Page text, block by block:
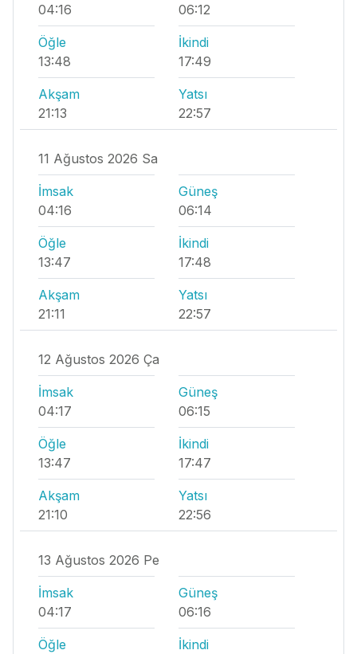
04:16 06:12
Öğle
13:48
İkindi
17:49
Akşam
21:13
Yatsı
22:57
11 Ağustos 2026 Sa
İmsak
04:16
Güneş
06:14
Öğle
13:47
İkindi
17:48
Akşam
21:11
Yatsı
22:57
12 Ağustos 2026 Ça
İmsak
04:17
Güneş
06:15
Öğle
13:47
İkindi
17:47
Akşam
21:10
Yatsı
22:56
13 Ağustos 2026 Pe
İmsak
04:17
Güneş
06:16
Öğle
İkindi